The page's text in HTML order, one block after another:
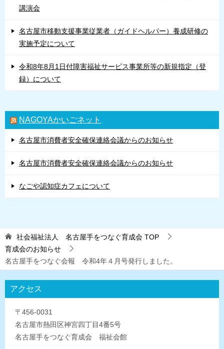
講演会
名古屋市移動支援事業従業者（ガイドヘルパー）養成研修の
実施予定について
令和8年8月1日付障害福祉サービス事業所等の新規指定（登
録）について
NAGOYAかいごネット
名古屋市消費者安全確保連絡会議からのお知らせ
名古屋市消費者安全確保連絡会議からのお知らせ
なごや認知症カフェについて
社会福祉法人 名古屋手をつなぐ育成会 TOP
育成会のお知らせ
名古屋手をつなぐ会報 令和4年４月号発行しました。
アクセス
〒456-0031
名古屋市熱田区神宮四丁目4番5号
名古屋手をつなぐ育成会 福祉会館